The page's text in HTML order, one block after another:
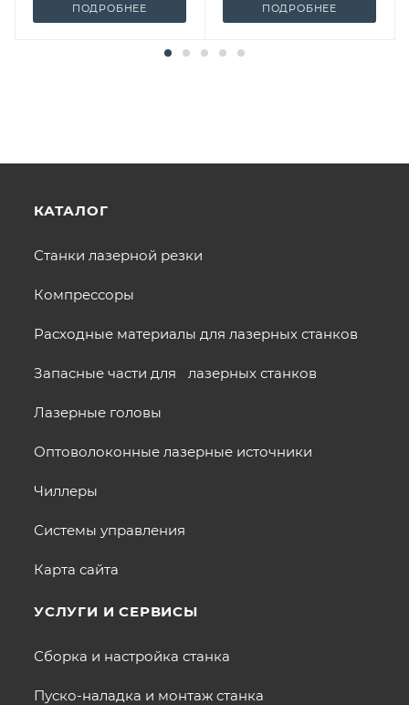
ПОДРОБНЕЕ ПОДРОБНЕЕ
КАТАЛОГ
Станки лазерной резки
Компрессоры
Расходные материалы для лазерных станков
Запасные части для лазерных станков
Лазерные головы
Оптоволоконные лазерные источники
Чиллеры
Системы управления
Карта сайта
УСЛУГИ И СЕРВИСЫ
Сборка и настройка станка
Пуско-наладка и монтаж станка